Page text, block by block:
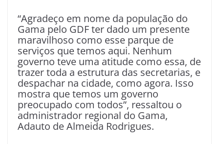
“Agradeço em nome da população do
Gama pelo GDF ter dado um presente
maravilhoso como esse parque de
serviços que temos aqui. Nenhum
governo teve uma atitude como essa, de
trazer toda a estrutura das secretarias, e
despachar na cidade, como agora. Isso
mostra que temos um governo
preocupado com todos”, ressaltou o
administrador regional do Gama,
Adauto de Almeida Rodrigues.